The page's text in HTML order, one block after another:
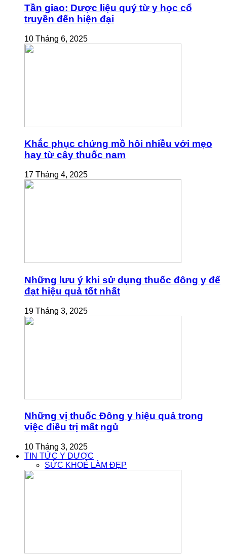
Tần giao: Dược liệu quý từ y học cổ
truyền đến hiện đại
10 Tháng 6, 2025
Khắc phục chứng mồ hôi nhiều với mẹo
hay từ cây thuốc nam
17 Tháng 4, 2025
Những lưu ý khi sử dụng thuốc đông y để
đạt hiệu quả tốt nhất
19 Tháng 3, 2025
Những vị thuốc Đông y hiệu quả trong
việc điều trị mất ngủ
10 Tháng 3, 2025
TIN TỨC Y DƯỢC
SỨC KHOẺ LÀM ĐẸP